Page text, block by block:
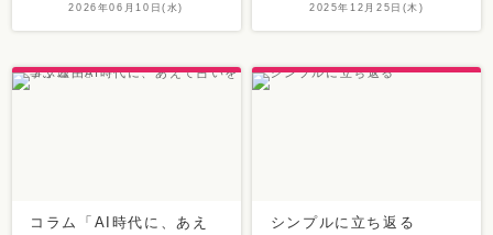
2026年06月10日(水) 2025年12月25日(木)
コラム「AI時代に、あえ
シンプルに立ち返る